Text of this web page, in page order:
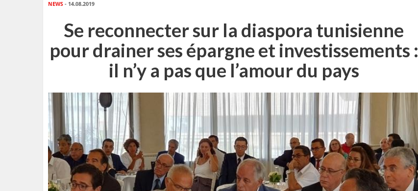
NEWS - 14.08.2019
Se reconnecter sur la diaspora tunisienne
pour drainer ses épargne et investissements :
il n’y a pas que l’amour du pays